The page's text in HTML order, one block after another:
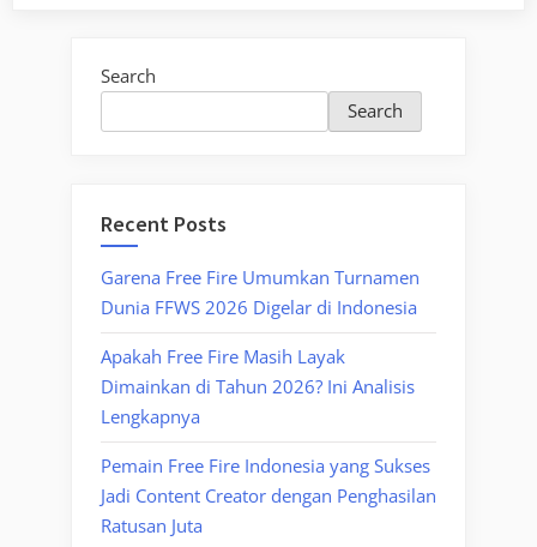
Search
Search
Recent Posts
Garena Free Fire Umumkan Turnamen
Dunia FFWS 2026 Digelar di Indonesia
Apakah Free Fire Masih Layak
Dimainkan di Tahun 2026? Ini Analisis
Lengkapnya
Pemain Free Fire Indonesia yang Sukses
Jadi Content Creator dengan Penghasilan
Ratusan Juta